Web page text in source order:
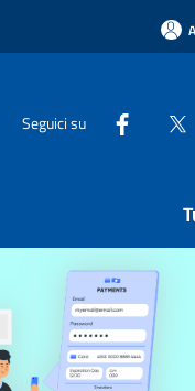
Seguici su